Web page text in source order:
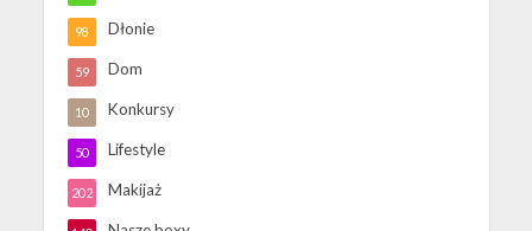
Dłonie
98
Dom
59
Konkursy
10
Lifestyle
50
Makijaż
202